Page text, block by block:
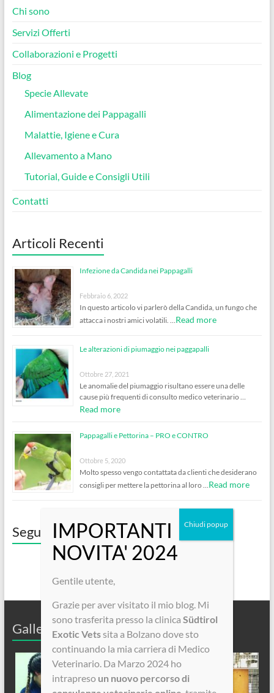
Chi sono
Servizi Offerti
Collaborazioni e Progetti
Blog
Specie Allevate
Alimentazione dei Pappagalli
Malattie, Igiene e Cura
Allevamento a Mano
Tutorial, Guide e Consigli Utili
Contatti
Articoli Recenti
Infezione da Candida nei Pappagalli
Febbraio 6, 2022
In questo articolo vi parlerò della Candida, un fungo che
attacca i nostri amici volatili. … Read more
Le alterazioni di piumaggio nei paggapalli
Ottobre 27, 2021
Le anomalie del piumaggio risultano essere una delle
cause più frequenti di consulto medico veterinario …
Read more
Pappagalli e Pettorina – PRO e CONTRO
Ottobre 5, 2020
Molto spesso vengo contattata da clienti che desiderano
consigli per mettere la pettorina al loro … Read more
Seguici su Facebook!
Galleria Fotografica
Gentile utente,
Grazie per aver visitato il mio blog. Mi
sono trasferita presso la clinica Südtirol
Exotic Vets sita a Bolzano dove sto
continuando la mia carriera di Medico
Veterinario. Da Marzo 2024 ho
intrapreso un nuovo percorso di